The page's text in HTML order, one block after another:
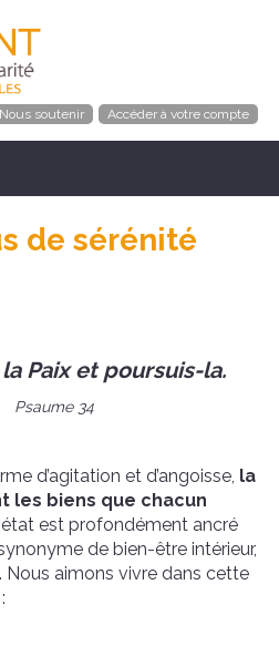
Nous soutenir Accéder à votre compte
de sérénité
Paix et poursuis-la.
Psaume 34
d’agitation et d’angoisse, la
les biens que chacun
est profondément ancré
de bien-être intérieur,
aimons vivre dans cette